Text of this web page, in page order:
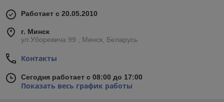
Работает с 20.05.2010
г. Минск
ул.Уборевича 99 , Минск, Беларусь
Контакты
Сегодня работает с 08:00 до 17:00
Показать весь график работы